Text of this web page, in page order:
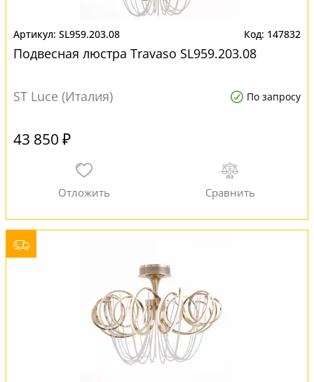
SL959.203.08 147832
Подвесная люстра Travaso SL959.203.08
ST Luce (Италия) По запросу
43 850 ₽